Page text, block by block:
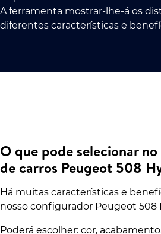
A ferramenta mostrar-lhe-á os
diferentes características e
O que pode selecionar
de carros Peugeot 508
Há muitas características e
nosso configurador Peugeot 508
Poderá escolher: cor,